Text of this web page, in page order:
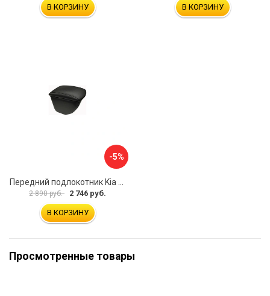
В КОРЗИНУ В КОРЗИНУ
-5%
2 890 руб. 2 746 руб.
В КОРЗИНУ
Просмотренные товары